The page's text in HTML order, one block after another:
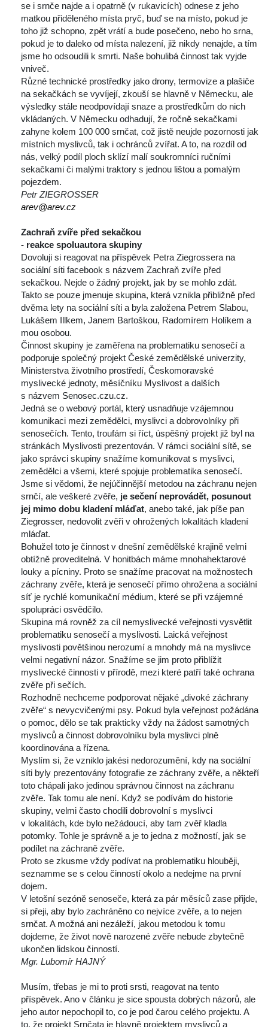
e i srnče najde a i opatrně (v rukavicích) odnese z jeho
matkou přiděleného místa pryč, buď se na místo, pokud je
toho již schopno, zpět vrátí a bude posečeno, nebo ho srna,
pokud je to daleko od místa nalezení, již nikdy nenajde, a tím
jsme ho odsoudili k smrti. Naše bohulibá činnost tak vyjde
vniveč.
Různé technické prostředky jako drony, termovize a plašiče
na sekačkách se vyvíjejí, zkouší se hlavně v Německu, ale
výsledky stále neodpovídají snaze a prostředkům do nich
vkládaných. V Německu odhadují, že ročně sekačkami
zahyne kolem 100 000 srnčat, což jistě neujde pozornosti jak
místních myslivců, tak i ochránců zvířat. A to, na rozdíl od
nás, velký podíl ploch sklízí malí soukromníci ručními
ekačkami či malými traktory s jednou lištou a pomalým
pojezdem.
Petr ZIEGROSSER
arev@arev.cz
Zachraň zvíře před sekačkou
- reakce spoluautora skupiny
Dovoluji si reagovat na příspěvek Petra Ziegrossera na
ociální síti facebook s názvem Zachraň zvíře před
ekačkou. Nejde o žádný projekt, jak by se mohlo zdát.
Takto se pouze jmenuje skupina, která vznikla přibližně před
dvěma lety na sociální síti a byla založena Petrem Slabou,
Lukášem Illkem, Janem Bartoškou, Radomírem Holíkem a
mou osobou.
Činnost skupiny je zaměřena na problematiku senosečí a
podporuje společný projekt České zemědělské univerzity,
Ministerstva životního prostředí, Českomoravské
myslivecké jednoty, měsíčníku Myslivost a dalších
názvem Senosec.czu.cz.
Jedná se o webový portál, který usnadňuje vzájemnou
komunikaci mezi zemědělci, myslivci a dobrovolníky při
enosečích. Tento, troufám si říct, úspěšný projekt již byl na
tránkách Myslivosti prezentován. V rámci sociální sítě, se
jako správci skupiny snažíme komunikovat s myslivci,
zemědělci a všemi, které spojuje problematika senosečí.
Jsme si vědomi, že nejúčinnější metodou na záchranu nejen
rnčí, ale veškeré zvěře, je sečení neprovádět, posunout
jej mimo dobu kladení mláďat, anebo také, jak píše pan
Ziegrosser, nedovolit zvěři v ohrožených lokalitách kladení
mláďat.
Bohužel toto je činnost v dnešní zemědělské krajině velmi
obtížně proveditelná. V honitbách máme mnohahektarové
louky a pícniny. Proto se snažíme pracovat na možnostech
záchrany zvěře, která je senosečí přímo ohrožena a sociální
íť je rychlé komunikační médium, které se při vzájemné
polupráci osvědčilo.
Skupina má rovněž za cíl nemyslivecké veřejnosti vysvětlit
problematiku senosečí a myslivosti. Laická veřejnost
myslivosti povětšinou nerozumí a mnohdy má na myslivce
velmi negativní názor. Snažíme se jim proto přiblížit
myslivecké činnosti v přírodě, mezi které patří také ochrana
zvěře při sečích.
Rozhodně nechceme podporovat nějaké „divoké záchrany
zvěře“ s nevycvičenými psy. Pokud byla veřejnost požádána
o pomoc, dělo se tak prakticky vždy na žádost samotných
myslivců a činnost dobrovolníku byla myslivci plně
koordinována a řízena.
Myslím si, že vzniklo jakési nedorozumění, kdy na sociální
íti byly prezentovány fotografie ze záchrany zvěře, a někteří
toto chápali jako jedinou správnou činnost na záchranu
zvěře. Tak tomu ale není. Když se podívám do historie
kupiny, velmi často chodili dobrovolní s myslivci
v lokalitách, kde bylo nežádoucí, aby tam zvěř kladla
potomky. Tohle je správně a je to jedna z možností, jak se
podílet na záchraně zvěře.
Proto se zkusme vždy podívat na problematiku hlouběji,
eznamme se s celou činností okolo a nedejme na první
dojem.
V letošní sezóně senoseče, která za pár měsíců zase přijde,
i přeji, aby bylo zachráněno co nejvíce zvěře, a to nejen
rnčat. A možná ani nezáleží, jakou metodou k tomu
dojdeme, že život nově narozené zvěře nebude zbytečně
ukončen lidskou činností.
Mgr. Lubomír HAJNÝ
Musím, třebas je mi to proti srsti, reagovat na tento
příspěvek. Ano v článku je sice spousta dobrých názorů, ale
jeho autor nepochopil to, co je pod čarou celého projektu. A
to, že projekt Srnčata je hlavně projektem myslivců a